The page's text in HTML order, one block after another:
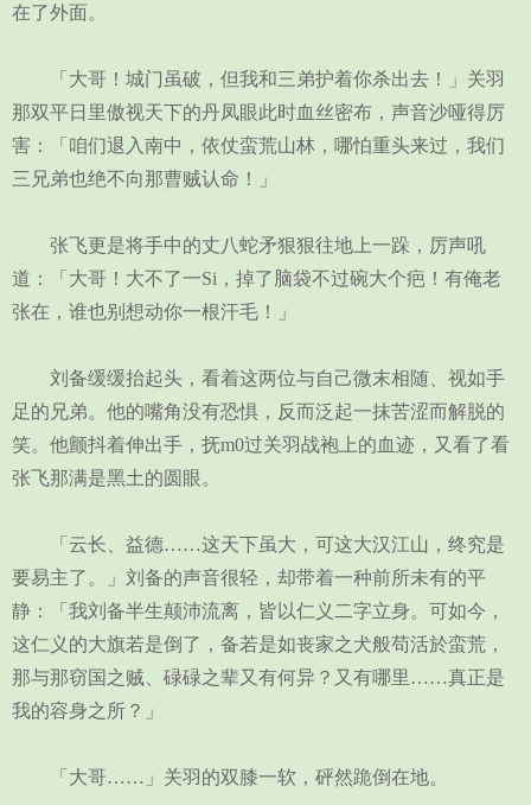
在了外面。
「大哥！城门虽破，但我和三弟护着你杀出去！」关羽
那双平日里傲视天下的丹凤眼此时血丝密布，声音沙哑得厉
害：「咱们退入南中，依仗蛮荒山林，哪怕重头来过，我们
三兄弟也绝不向那曹贼认命！」
张飞更是将手中的丈八蛇矛狠狠往地上一跺，厉声吼
道：「大哥！大不了一Si，掉了脑袋不过碗大个疤！有俺老
张在，谁也别想动你一根汗毛！」
刘备缓缓抬起头，看着这两位与自己微末相随、视如手
足的兄弟。他的嘴角没有恐惧，反而泛起一抹苦涩而解脱的
笑。他颤抖着伸出手，抚m0过关羽战袍上的血迹，又看了看
张飞那满是黑土的圆眼。
「云长、益德……这天下虽大，可这大汉江山，终究是
要易主了。」刘备的声音很轻，却带着一种前所未有的平
静：「我刘备半生颠沛流离，皆以仁义二字立身。可如今，
这仁义的大旗若是倒了，备若是如丧家之犬般苟活於蛮荒，
那与那窃国之贼、碌碌之辈又有何异？又有哪里……真正是
我的容身之所？」
「大哥……」关羽的双膝一软，砰然跪倒在地。